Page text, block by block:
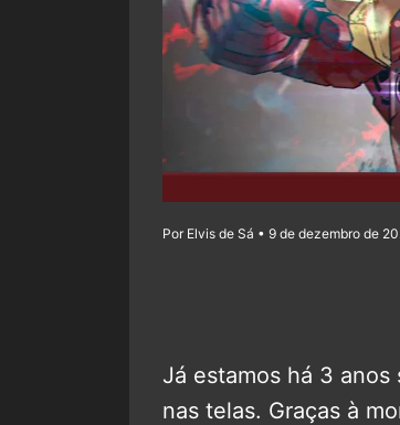
Por Elvis de Sá • 9 de dezembro de
Já estamos há 3 anos
nas telas. Graças à